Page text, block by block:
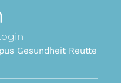
Gesundheit Reutte